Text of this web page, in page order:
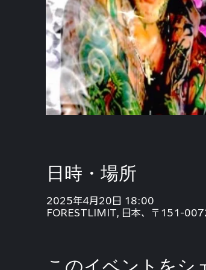
日時・場所
2025年4月20日 18:00
FORESTLIMIT, 日本、〒151-